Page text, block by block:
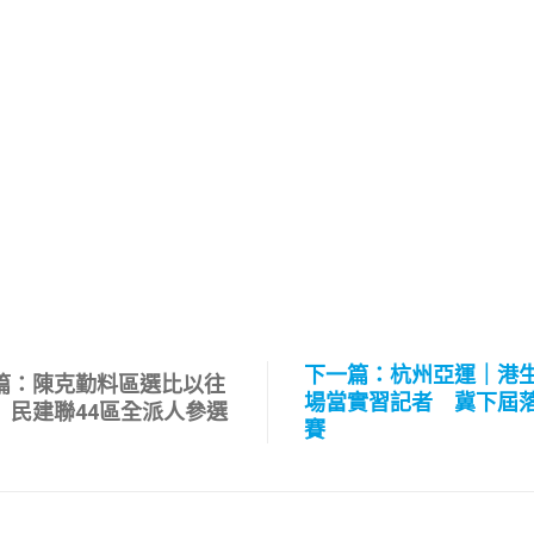
：陳克勤料區選比以往
建聯44區全派人參選
下一篇：杭州亞運｜港
場當實習記者 冀下屆
賽